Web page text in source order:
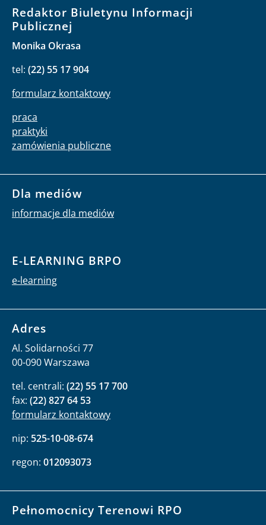
Redaktor Biuletynu Informacji
Publicznej
Monika Okrasa
tel: (22) 55 17 904
formularz kontaktowy
praca
praktyki
zamówienia publiczne
Dla mediów
informacje dla mediów
E-LEARNING BRPO
e-learning
Adres
Al. Solidarności 77
00-090 Warszawa
tel. centrali: (22) 55 17 700
fax: (22) 827 64 53
formularz kontaktowy
nip: 525-10-08-674
regon: 012093073
Pełnomocnicy Terenowi RPO